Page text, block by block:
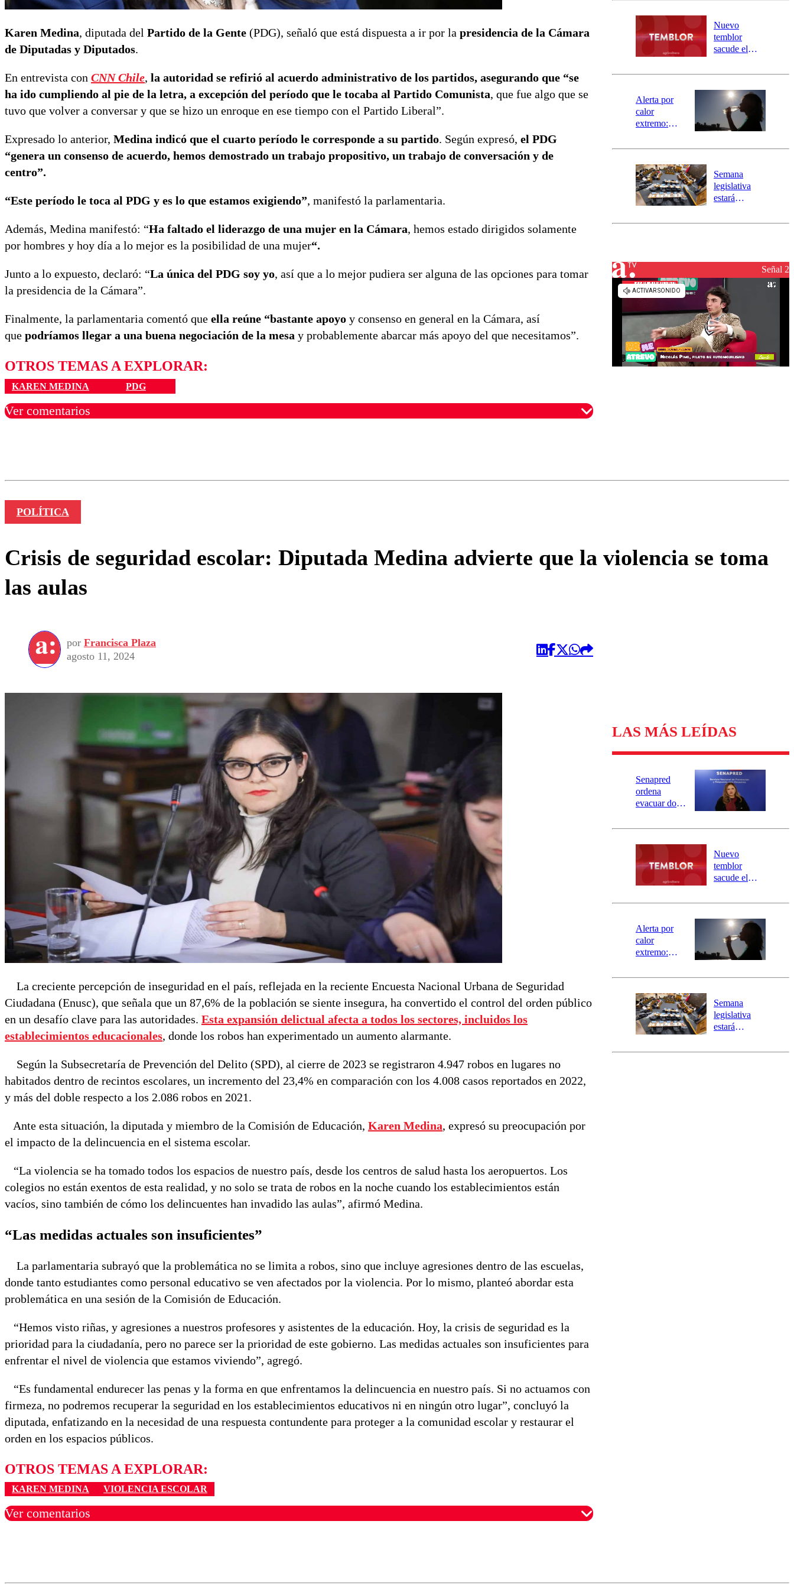
Karen Medina, diputada del Partido de la Gente (PDG), señaló que está dispuesta a ir por la presidencia de la Cámara
de Diputadas y Diputados.
En entrevista con CNN Chile, la autoridad se refirió al acuerdo administrativo de los partidos, asegurando que “se
ha ido cumpliendo al pie de la letra, a excepción del período que le tocaba al Partido Comunista, que fue algo que se
tuvo que volver a conversar y que se hizo un enroque en ese tiempo con el Partido Liberal”.
Expresado lo anterior, Medina indicó que el cuarto período le corresponde a su partido. Según expresó, el PDG
“genera un consenso de acuerdo, hemos demostrado un trabajo propositivo, un trabajo de conversación y de
centro”.
“Este período le toca al PDG y es lo que estamos exigiendo”, manifestó la parlamentaria.
Además, Medina manifestó: “Ha faltado el liderazgo de una mujer en la Cámara, hemos estado dirigidos solamente
por hombres y hoy día a lo mejor es la posibilidad de una mujer“.
Junto a lo expuesto, declaró: “La única del PDG soy yo, así que a lo mejor pudiera ser alguna de las opciones para tomar
la presidencia de la Cámara”.
Finalmente, la parlamentaria comentó que ella reúne “bastante apoyo y consenso en general en la Cámara, así
que podríamos llegar a una buena negociación de la mesa y probablemente abarcar más apoyo del que necesitamos”.
OTROS TEMAS A EXPLORAR:
KAREN MEDINA PDG
Ver comentarios
río Damas:
activa
mensajería
SAE
Nuevo
temblor
sacude el
revisa la
epicentro
Alerta por
calor
extremo:
activa Alerta
Preventiva en
tres comunas
Semana
legislativa
estará
el fin de la
reconstrucciónSeñal 2
POLÍTICA
Crisis de seguridad escolar: Diputada Medina advierte que la violencia se toma
las aulas
por Francisca Plaza
agosto 11, 2024
La creciente percepción de inseguridad en el país, reflejada en la reciente Encuesta Nacional Urbana de Seguridad
Ciudadana (Enusc), que señala que un 87,6% de la población se siente insegura, ha convertido el control del orden público
en un desafío clave para las autoridades. Esta expansión delictual afecta a todos los sectores, incluidos los
establecimientos educacionales, donde los robos han experimentado un aumento alarmante.
Según la Subsecretaría de Prevención del Delito (SPD), al cierre de 2023 se registraron 4.947 robos en lugares no
habitados dentro de recintos escolares, un incremento del 23,4% en comparación con los 4.008 casos reportados en 2022,
y más del doble respecto a los 2.086 robos en 2021.
Ante esta situación, la diputada y miembro de la Comisión de Educación, Karen Medina, expresó su preocupación por
el impacto de la delincuencia en el sistema escolar.
“La violencia se ha tomado todos los espacios de nuestro país, desde los centros de salud hasta los aeropuertos. Los
colegios no están exentos de esta realidad, y no solo se trata de robos en la noche cuando los establecimientos están
vacíos, sino también de cómo los delincuentes han invadido las aulas”, afirmó Medina.
“Las medidas actuales son insuficientes”
La parlamentaria subrayó que la problemática no se limita a robos, sino que incluye agresiones dentro de las escuelas,
donde tanto estudiantes como personal educativo se ven afectados por la violencia. Por lo mismo, planteó abordar esta
problemática en una sesión de la Comisión de Educación.
“Hemos visto riñas, y agresiones a nuestros profesores y asistentes de la educación. Hoy, la crisis de seguridad es la
prioridad para la ciudadanía, pero no parece ser la prioridad de este gobierno. Las medidas actuales son insuficientes para
enfrentar el nivel de violencia que estamos viviendo”, agregó.
“Es fundamental endurecer las penas y la forma en que enfrentamos la delincuencia en nuestro país. Si no actuamos con
firmeza, no podremos recuperar la seguridad en los establecimientos educativos ni en ningún otro lugar”, concluyó la
diputada, enfatizando en la necesidad de una respuesta contundente para proteger a la comunidad escolar y restaurar el
orden en los espacios públicos.
OTROS TEMAS A EXPLORAR:
KAREN MEDINA VIOLENCIA ESCOLAR
Ver comentarios
LAS MÁS LEÍDAS
Senapred
ordena
evacuar dos
Carahue por
río Damas:
activa
mensajería
SAE
Nuevo
temblor
sacude el
revisa la
epicentro
Alerta por
calor
extremo:
activa Alerta
Preventiva en
tres comunas
Semana
legislativa
estará
el fin de la